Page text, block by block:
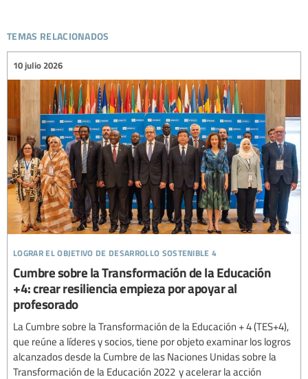
temas relacionados
lograr el objetivo de desarrollo sostenible 4
10 julio 2026
Cumbre sobre la Transformación de la Educación
+4: crear resiliencia empieza por apoyar al
profesorado
La Cumbre sobre la Transformación de la Educación + 4 (TES+4),
que reúne a líderes y socios, tiene por objeto examinar los logros
alcanzados desde la Cumbre de las Naciones Unidas sobre la
Transformación de la Educación 2022 y acelerar la acción